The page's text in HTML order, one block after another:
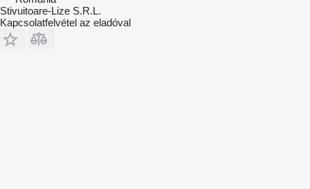
Stivuitoare-Lize S.R.L.
Kapcsolatfelvétel az eladóval